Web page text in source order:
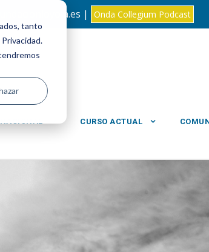
tanto
| Onda Collegium Podcast
CURSO ACTUAL